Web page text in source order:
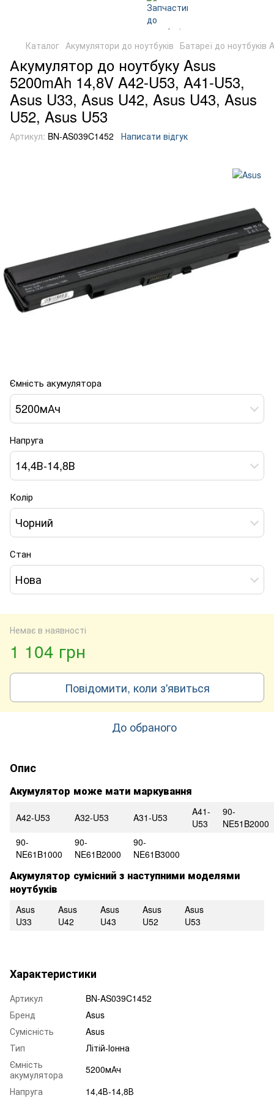
Каталог Акумулятори до ноутбуків Батареї до ноутбуків
Акумулятор до ноутбуку Asus
5200mAh 14,8V A42-U53, A41-U53,
Asus U33, Asus U42, Asus U43, Asus
U52, Asus U53
Артикул: BN-AS039C1452 Написати відгук
Ємність акумулятора
5200мАч
Напруга
14,4В-14,8В
Колір
Чорний
Стан
Нова
Немає в наявності
1 104 грн
Повідомити, коли з'явиться
До обраного
Опис
Акумулятор може мати маркування
A42-U53 A32-U53 A31-U53
A41-
U53
90-
NE51B2000
90-
NE61B1000
90-
NE61B2000
90-
NE61B3000
Акумулятор сумісний з наступними моделями
ноутбуків
Asus
U33
Asus
U42
Asus
U43
Asus
U52
Asus
U53
Характеристики
Артикул
BN-AS039C1452
Бренд
Asus
Сумісність
Asus
Тип
Літій-Іонна
Ємність
акумулятора
5200мАч
Напруга
14,4В-14,8В